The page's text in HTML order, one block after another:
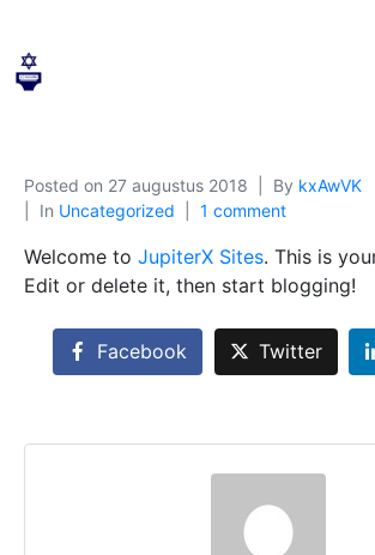
Posted on 27 augustus 2018 By kxAwVK
In Uncategorized 1 comment
Welcome to JupiterX Sites. This is
Edit or delete it, then start blogging!
Facebook Twitter